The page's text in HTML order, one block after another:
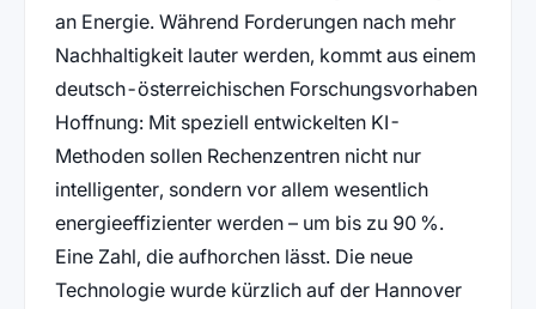
an Energie. Während Forderungen nach mehr
Nachhaltigkeit lauter werden, kommt aus einem
deutsch-österreichischen Forschungsvorhaben
Hoffnung: Mit speziell entwickelten KI-
Methoden sollen Rechenzentren nicht nur
intelligenter, sondern vor allem wesentlich
energieeffizienter werden – um bis zu 90 %.
Eine Zahl, die aufhorchen lässt. Die neue
Technologie wurde kürzlich auf der Hannover